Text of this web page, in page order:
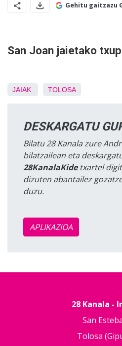
Gehitu gaitzazu
San Joan jaietako
JAIAK TOLOSA
DESKARGATU
Bilatu 28 Kanala zure
bilatzailean eta
28KanalaKidetxartel
dizuten abantailez
duzu.
APLIKAZIOA
28 Kanala -
San
Tolosa